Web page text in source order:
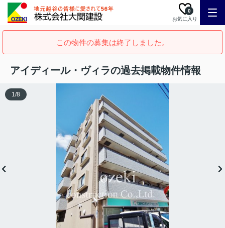
お気に入り
0
この物件の募集は終了しました。
アイディール・ヴィラの過去掲載物件情報
1/8